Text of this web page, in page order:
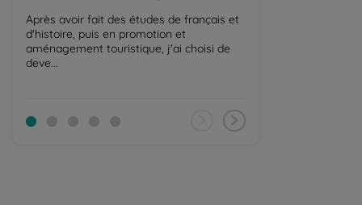
Après avoir fait des études de français et
d'histoire, puis en promotion et
aménagement touristique, j'ai choisi de
deve...